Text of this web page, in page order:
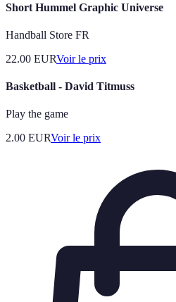
Short Hummel Graphic Universe
Handball Store FR
22.00 EURVoir le prix
Basketball - David Titmuss
Play the game
2.00 EURVoir le prix